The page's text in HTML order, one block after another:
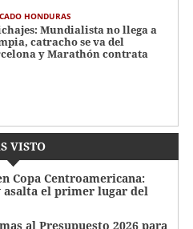
HONDURAS
Mundialista no llega a
catracho se va del
y Marathón contrata
VISTO
Copa Centroamericana:
asalta el primer lugar del
al Presupuesto 2026 para